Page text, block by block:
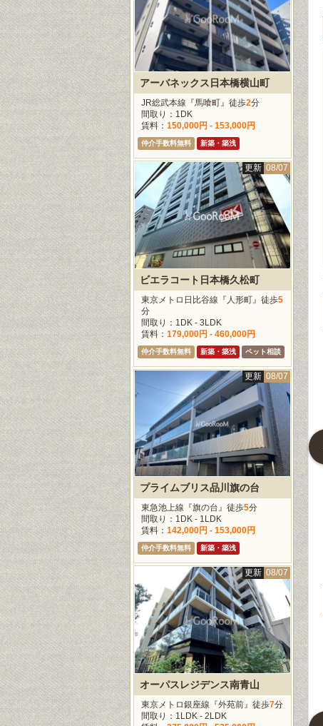
更新 08/07
ザ・パークハビオ人形町レジデンス
ロ日比谷線『人
歩5分
1K - 2LDK
159,000円 -
円
無料
新築・築浅
更新 08/07
浜町アパートメンツ
東京メトロ半蔵門線『水
天宮前』徒歩6分
間取り：1K - 1LDK
賃料：164,000円 -
260,000円
更新 08/07
アーバイル日本橋水天宮
都営新宿線『浜町』徒歩
分
間取り：1K - 1LDK
賃料：124,000円 -
183,000円
仲介手数料無料 ペット相談
更新 08/07 更新 08/07 更新 08/07
アーバネックス日本橋横山町
JR総武本線『馬喰町』徒歩2分
間取り：1DK
賃料： 150,000円 - 153,000円
仲介手数料無料 新築・築浅
更新 08/07
ビエラコート日本橋久松町
東京メトロ日比谷線『人形町』徒歩5
分
間取り：1DK - 3LDK
賃料： 179,000円 - 460,000円
仲介手数料無料 新築・築浅 ペット相談
更新 08/07
プライムブリス品川旗の台
東急池上線『旗の台』徒歩5分
間取り：1DK - 1LDK
賃料： 142,000円 - 153,000円
仲介手数料無料 新築・築浅
更新 08/07
オーパスレジデンス南青山
東京メトロ銀座線『外苑前』徒歩7分
間取り：1LDK - 2LDK